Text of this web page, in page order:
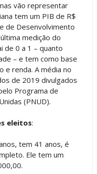
vão representar
tem um PIB de R$
de Desenvolvimento
medição do
de 0 a 1 – quanto
– e tem como base
e renda. A média no
de 2019 divulgados
Programa de
(PNUD).
eleitos:
tem 41 anos, é
Ele tem um